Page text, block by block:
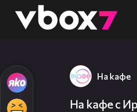
👾
На кафе
На кафе с